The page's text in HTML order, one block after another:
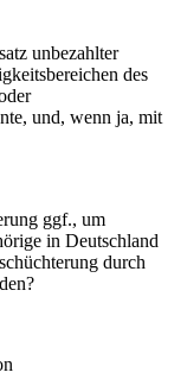
unbezahlter
des
und, wenn ja, mit
ggf., um
in Deutschland
durch